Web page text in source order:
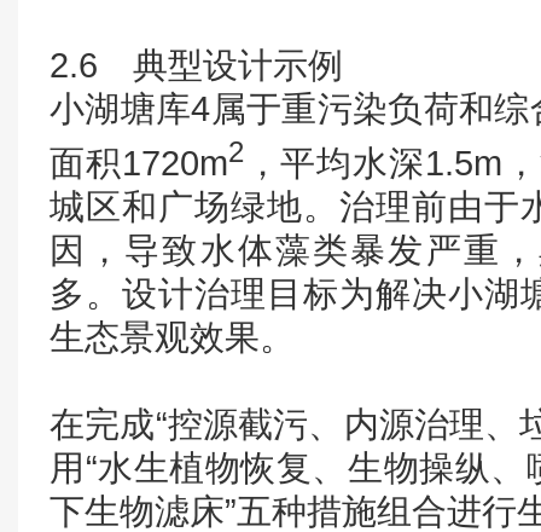
2.6 典型设计示例
小湖塘库4属于重污染负荷和
面积1720m2，平均水深1.5m
城区和广场绿地。治理前由于
因，导致水体藻类暴发严重
多。设计治理目标为解决小湖
生态景观效果。
在完成“控源截污、内源治理、
用“水生植物恢复、生物操纵
下生物滤床”五种措施组合进行